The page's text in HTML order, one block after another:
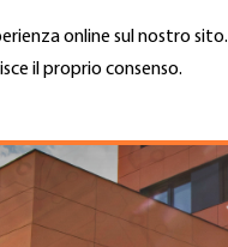
online sul nostro sito.
il proprio consenso.Cerca